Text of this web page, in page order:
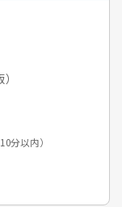
分以内）